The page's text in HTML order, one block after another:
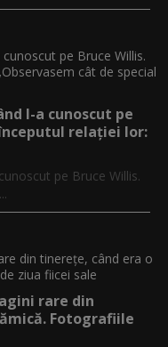
l-a cunoscut pe
relației lor:
pe Bruce Willis.
rare din
Fotografiile